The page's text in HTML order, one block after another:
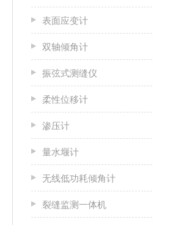
表面应变计
双轴倾角计
振弦式测缝仪
柔性位移计
渗压计
量水堰计
无线低功耗倾角计
裂缝监测一体机